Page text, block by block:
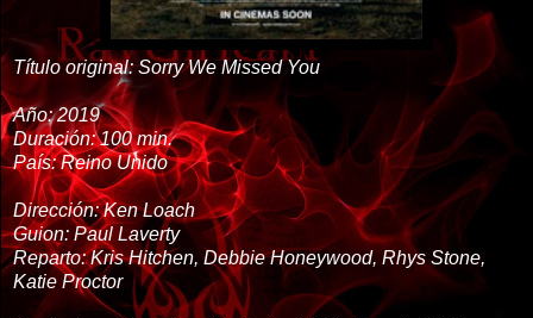
Título original:Sorry We Missed You
Año:2019
Duración:100 min.
País:Reino Unido
Dirección:Ken Loach
Guion: Paul Laverty
Reparto:Kris Hitchen, Debbie Honeywood, Rhys Stone,
Katie Proctor